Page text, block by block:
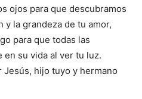
ojos para que descubramos
y la grandeza de tu amor,
para que todas las
en su vida al ver tu luz.
hijo tuyo y hermano